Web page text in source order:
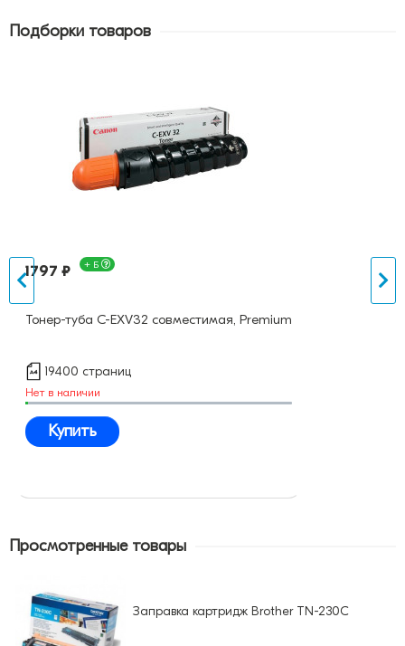
Подборки товаров
1797 ₽ + Б
Тонер-туба C-EXV32 совместимая, Premium
19400 страниц
Нет в наличии
Купить
Просмотренные товары
Заправка картридж Brother TN-230C